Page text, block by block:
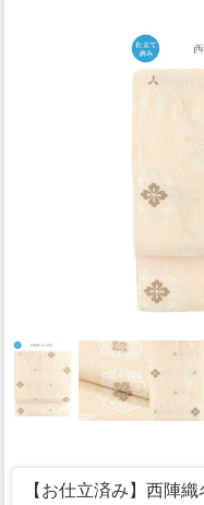
【お仕立済み】西陣